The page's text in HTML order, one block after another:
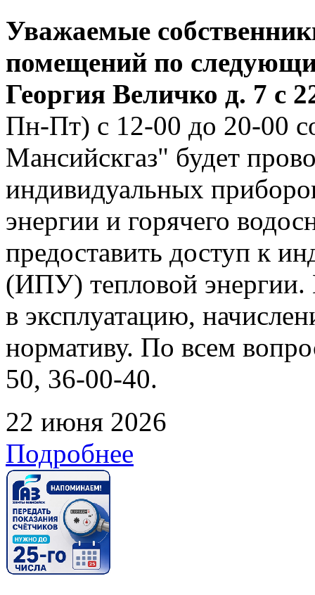
Уважаемые
помещений по
Георгия Величко д. 7 с
Пн-Пт) с 12-00 до 20-00
Мансийскгаз" будет
индивидуальных
энергии и горячего
предоставить доступ к
(ИПУ) тепловой энергии.
в эксплуатацию,
нормативу. По всем
50, 36-00-40.
22 июня 2026
Подробнее